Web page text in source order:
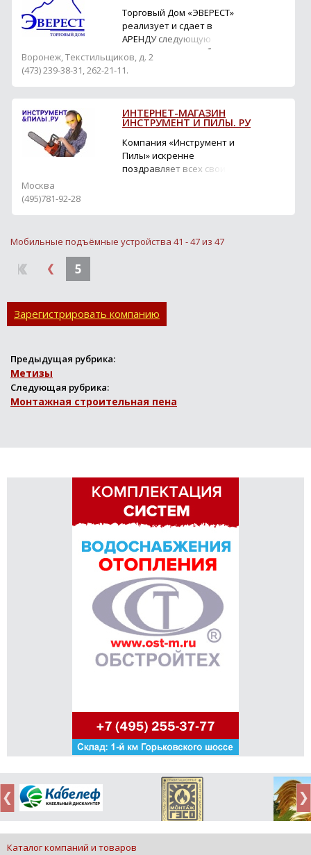
Торговый Дом «ЭВЕРЕСТ»
реализует и сдает в
АРЕНДУ следующую
продукцию: -опалубка
стен, колонн и
материалы к опалубке
(балка, эмульсол,
пластиковые закладные);
- фанера
ламинированная, ФСФ,
Воронеж, Текстильщиков, д. 2
(473) 239-38-31, 262-21-11.
ИНТЕРНЕТ-МАГАЗИН
ИНСТРУМЕНТ И ПИЛЫ. РУ
Компания «Инструмент и
Пилы» искренне
поздравляет всех своих
комплектационный
заявок различных
организаций в
оборудовании...
Москва
(495)781-92-28
Мобильные подъёмные устройства 41 - 47 из 47
5
Зарегистрировать компанию
Предыдущая рубрика:
Метизы
Следующая рубрика:
Монтажная строительная пена
Каталог компаний и товаров